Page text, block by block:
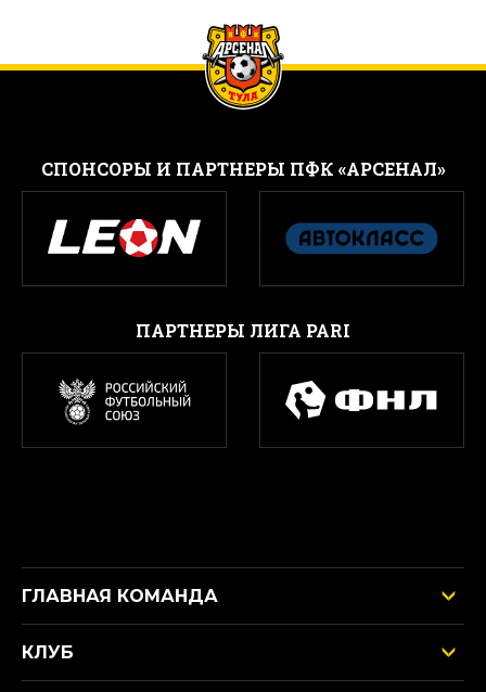
CПОНСОРЫ И ПАРТНЕРЫ ПФК «АРСЕНАЛ»
ПАРТНЕРЫ ЛИГА PARI
ГЛАВНАЯ КОМАНДА
КЛУБ